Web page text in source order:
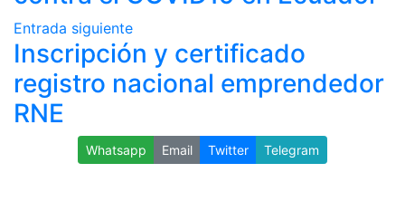
Entrada siguiente
Inscripción y certificado
registro nacional emprendedor
RNE
Whatsapp Email Twitter Telegram